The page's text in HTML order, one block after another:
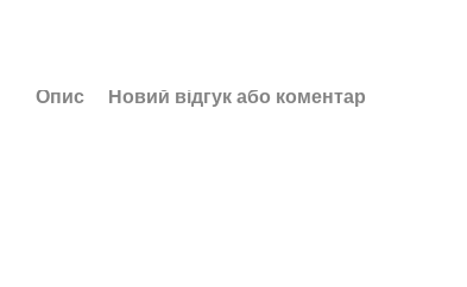
Опис Новий відгук або коментар